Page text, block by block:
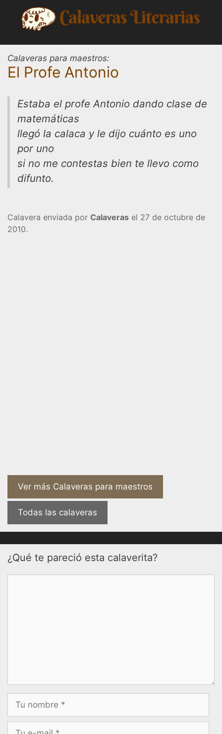
contenido
Calaveras para maestros:
El Profe Antonio
Estaba el profe Antonio dando clase de
matemáticas
llegó la calaca y le dijo cuánto es uno
por uno
si no me contestas bien te llevo como
difunto.
Calavera enviada por Calaveras el 27 de octubre de
2010.
Ver más Calaveras para maestros
Todas las calaveras
¿Qué te pareció esta calaverita?